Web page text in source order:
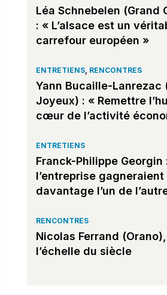
Léa Schnebelen (Grand
: « L’alsace est un
carrefour européen »
ENTRETIENS, RENCONTRES
Yann Bucaille-Lanrezac
Joyeux) : « Remettre
cœur de l’activité
ENTRETIENS
Franck-Philippe Georgin
l’entreprise gagneraient
davantage l’un de
RENCONTRES
Nicolas Ferrand
l’échelle du siècle